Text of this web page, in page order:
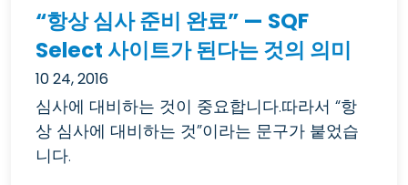
“항상 심사 준비 완료” — SQF
Select 사이트가 된다는 것의 의미
10 24, 2016
심사에 대비하는 것이 중요합니다.따라서 “항
상 심사에 대비하는 것”이라는 문구가 붙었습
니다.